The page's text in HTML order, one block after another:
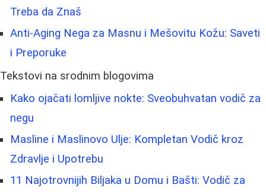
Treba da Znaš
Anti-Aging Nega za Masnu i Mešovitu Kožu: Saveti
i Preporuke
Tekstovi na srodnim blogovima
Kako ojačati lomljive nokte: Sveobuhvatan vodič za
negu
Masline i Maslinovo Ulje: Kompletan Vodič kroz
Zdravlje i Upotrebu
11 Najotrovnijih Biljaka u Domu i Bašti: Vodič za